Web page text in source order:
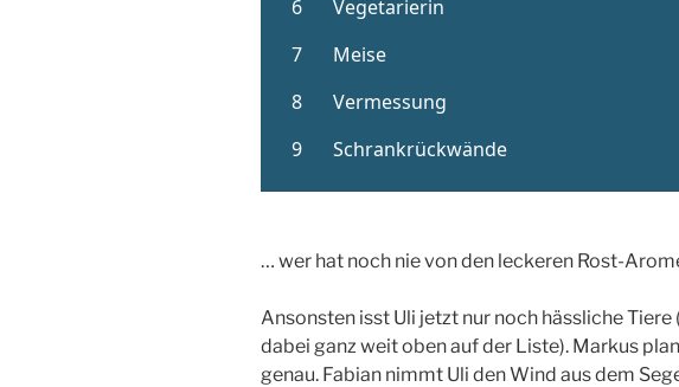
… wer hat noch nie von den leckeren Rost-
Ansonsten isst Uli jetzt nur noch hässliche Tiere
dabei ganz weit oben auf der Liste). Markus
genau. Fabian nimmt Uli den Wind aus dem